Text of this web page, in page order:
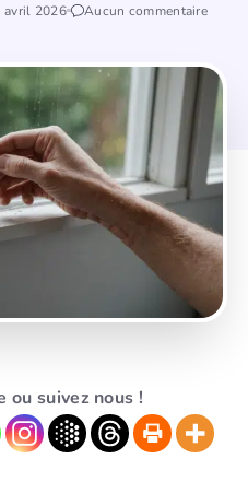
avril 2026 Aucun commentaire
ou suivez nous !